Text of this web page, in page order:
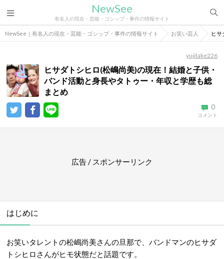
NewSee
有名人の現在・芸能・ゴシップ・事件の情報サイト
NewSee｜有名人の現在・芸能・ゴシップ・事件の情報サイト お笑い芸人 ヒ
yujitake226
ヒサダトシヒロ(松嶋尚美)の現在！結婚と子供・
バンド活動と身長やタトゥー・年収と学歴も総
まとめ
0
コメント
広告 / スポンサーリンク
はじめに
お笑いタレントの松嶋尚美さんの旦那で、バンドマンのヒサダ
トシヒロさんがヒモ状態だと話題です。